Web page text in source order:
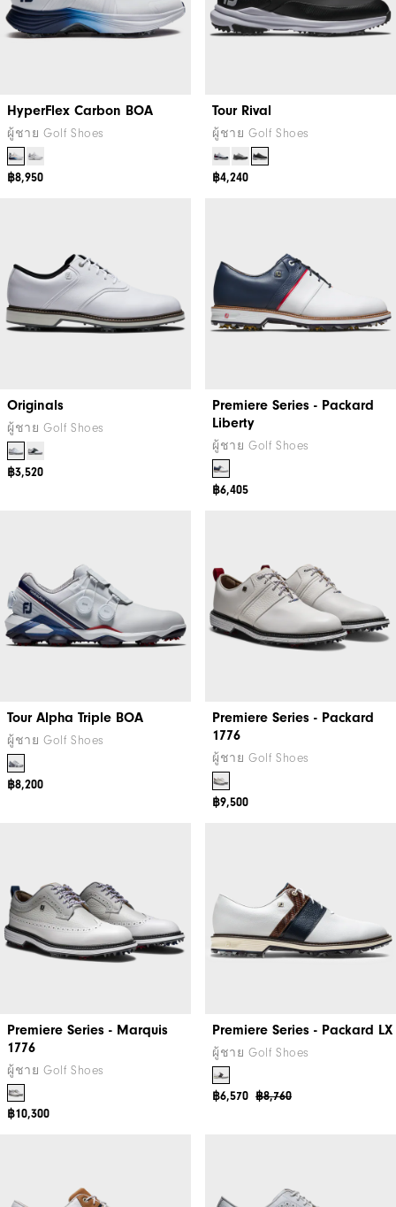
HyperFlex Carbon BOA
ผู้ชาย Golf Shoes
฿8,950
Tour Rival
ผู้ชาย Golf Shoes
฿4,240
Originals
ผู้ชาย Golf Shoes
฿3,520
Premiere Series - Packard
Liberty
ผู้ชาย Golf Shoes
฿6,405
Tour Alpha Triple BOA
ผู้ชาย Golf Shoes
฿8,200
Premiere Series - Packard
1776
ผู้ชาย Golf Shoes
฿9,500
Premiere Series - Marquis
1776
ผู้ชาย Golf Shoes
฿10,300
Premiere Series - Packard LX
ผู้ชาย Golf Shoes
฿8,760
฿6,570